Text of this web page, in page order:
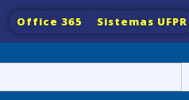
Office 365 Sistemas UFPR